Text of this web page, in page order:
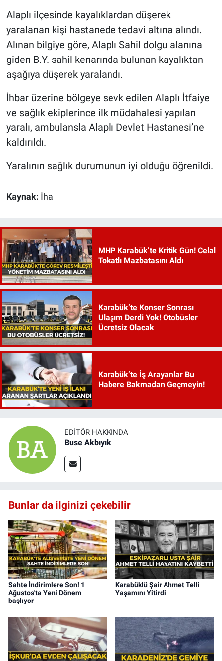
Alaplı ilçesinde kayalıklardan düşerek
yaralanan kişi hastanede tedavi altına alındı.
Alınan bilgiye göre, Alaplı Sahil dolgu alanına
giden B.Y. sahil kenarında bulunan kayalıktan
aşağıya düşerek yaralandı.
İhbar üzerine bölgeye sevk edilen Alaplı İtfaiye
ve sağlık ekiplerince ilk müdahalesi yapılan
yaralı, ambulansla Alaplı Devlet Hastanesi’ne
kaldırıldı.
Yaralının sağlık durumunun iyi olduğu öğrenildi.
Kaynak: İha
MHP Karabük’te Kritik Gün! Celal
Tokatlı Mazbatasını Aldı
Karabük’te Konser Sonrası
Ulaşım Derdi Yok! Otobüsler
Ücretsiz Olacak
Karabük’te İş Arayanlar Bu
Habere Bakmadan Geçmeyin!
EDITÖR HAKKINDA
Buse Akbıyık
Bunlar da ilginizi çekebilir
Sahte İndirimlere Son! 1
Ağustos'ta Yeni Dönem
başlıyor
Karabüklü Şair Ahmet Telli
Yaşamını Yitirdi